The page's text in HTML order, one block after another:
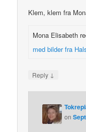
Klem, klem fra
Mona Elisabeth
med bilder fra
Reply ↓
on